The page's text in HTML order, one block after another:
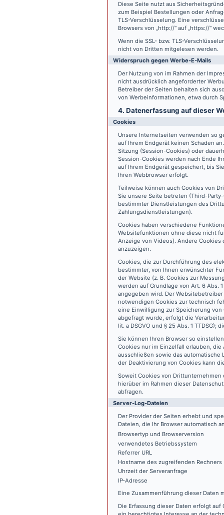
Diese Seite nutzt aus
zum Beispiel Bestellungen oder
TLS-Verschlüsselung. Eine
Browsers von „http://“ auf „https://“
Wenn die SSL- bzw. TLS-
nicht von Dritten mitgelesen werden.
Widerspruch gegen Werbe-E-Mails
Der Nutzung von im Rahmen der
nicht ausdrücklich angeforderter
Betreiber der Seiten behalten sich
von Werbeinformationen, etwa durch
4. Datenerfassung auf dieser
Cookies
Unsere Internetseiten verwenden so
auf Ihrem Endgerät keinen Schaden
Sitzung (Session-Cookies) oder
Session-Cookies werden nach Ende
auf Ihrem Endgerät gespeichert, bis
Ihren Webbrowser erfolgt.
Teilweise können auch Cookies von
Sie unsere Seite betreten (Third-
bestimmter Dienstleistungen des
Zahlungsdienstleistungen).
Cookies haben verschiedene
Websitefunktionen ohne diese nicht
Anzeige von Videos). Andere
anzuzeigen.
Cookies, die zur Durchführung des
bestimmter, von Ihnen erwünschter
der Website (z. B. Cookies zur
werden auf Grundlage von Art. 6 Abs.
angegeben wird. Der
notwendigen Cookies zur technisch
eine Einwilligung zur Speicherung
abgefragt wurde, erfolgt die
lit. a DSGVO und § 25 Abs. 1
Sie können Ihren Browser so
Cookies nur im Einzelfall erlauben,
ausschließen sowie das automatische
der Deaktivierung von Cookies kann
Soweit Cookies von
hierüber im Rahmen dieser
abfragen.
Server-Log-Dateien
Der Provider der Seiten erhebt und
Dateien, die Ihr Browser automatisch
Browsertyp und Browserversion
verwendetes Betriebssystem
Referrer URL
Hostname des zugreifenden Rechners
Uhrzeit der Serveranfrage
IP-Adresse
Eine Zusammenführung dieser Daten
Die Erfassung dieser Daten erfolgt auf